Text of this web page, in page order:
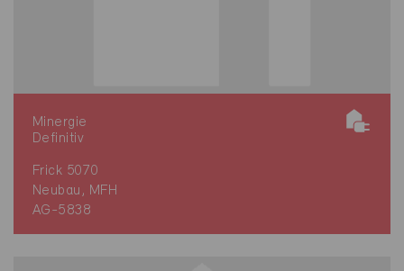
Minergie
Definitiv
Frick 5070
Neubau, MFH
AG-5838